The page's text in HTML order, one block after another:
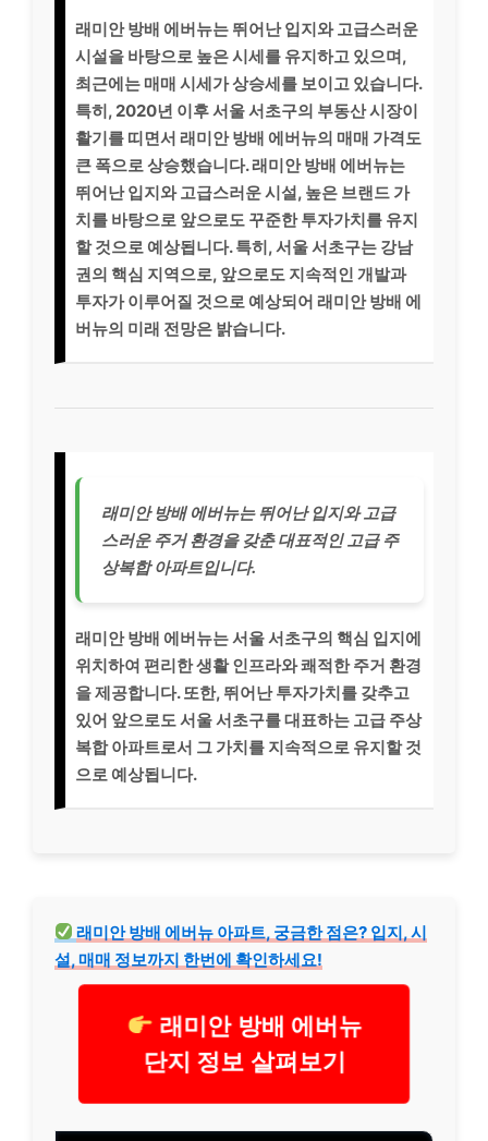
래미안 방배 에버뉴는 뛰어난 입지와 고급스러운
시설을 바탕으로 높은 시세를 유지하고 있으며,
최근에는 매매 시세가 상승세를 보이고 있습니다.
특히, 2020년 이후 서울 서초구의 부동산 시장이
활기를 띠면서 래미안 방배 에버뉴의 매매 가격도
큰 폭으로 상승했습니다. 래미안 방배 에버뉴는
뛰어난 입지와 고급스러운 시설, 높은 브랜드 가
치를 바탕으로 앞으로도 꾸준한 투자가치를 유지
할 것으로 예상됩니다. 특히, 서울 서초구는 강남
권의 핵심 지역으로, 앞으로도 지속적인 개발과
투자가 이루어질 것으로 예상되어 래미안 방배 에
버뉴의 미래 전망은 밝습니다.
래미안 방배 에버뉴는 뛰어난 입지와 고급
스러운 주거 환경을 갖춘 대표적인 고급 주
상복합 아파트입니다.
래미안 방배 에버뉴는 서울 서초구의 핵심 입지에
위치하여 편리한 생활 인프라와 쾌적한 주거 환경
을 제공합니다. 또한, 뛰어난 투자가치를 갖추고
있어 앞으로도 서울 서초구를 대표하는 고급 주상
복합 아파트로서 그 가치를 지속적으로 유지할 것
으로 예상됩니다.
래미안 방배 에버뉴 아파트, 궁금한 점은? 입지, 시
설, 매매 정보까지 한번에 확인하세요!
래미안 방배 에버뉴
단지 정보 살펴보기